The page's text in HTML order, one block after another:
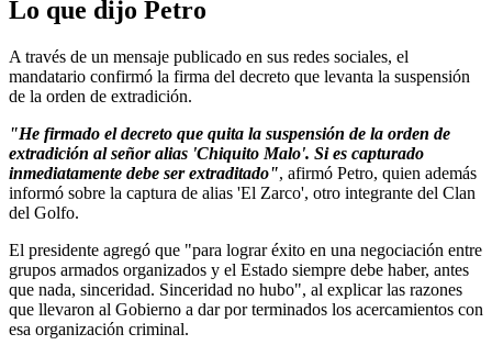
Lo que dijo Petro
A través de un mensaje publicado en sus redes sociales, el
mandatario confirmó la firma del decreto que levanta la suspensión
de la orden de extradición.
"He firmado el decreto que quita la suspensión de la orden de
extradición al señor alias 'Chiquito Malo'. Si es capturado
inmediatamente debe ser extraditado", afirmó Petro, quien además
informó sobre la captura de alias 'El Zarco', otro integrante del Clan
del Golfo.
El presidente agregó que "para lograr éxito en una negociación entre
grupos armados organizados y el Estado siempre debe haber, antes
que nada, sinceridad. Sinceridad no hubo", al explicar las razones
que llevaron al Gobierno a dar por terminados los acercamientos con
esa organización criminal.